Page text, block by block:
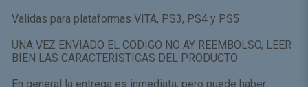
Validas para plataformas VITA, PS3, PS4 y PS5
UNA VEZ ENVIADO EL CODIGO NO AY REEMBOLSO, LEER
BIEN LAS CARACTERISTICAS DEL PRODUCTO
En general la entrega es inmediata, pero puede haber